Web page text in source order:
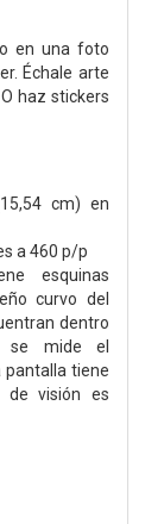
en una foto
Échale arte
haz stickers
cm) en
a 460 p/p
esquinas
curvo del
dentro
se mide el
pantalla tiene
de visión es